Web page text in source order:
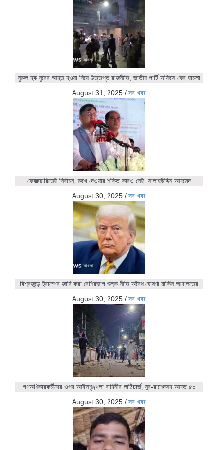
নুরুল হক নুরের আহত হওয়া নিয়ে উত্তপ্ত রাজনীতি, জাতীয় পার্টি অফিসে ফের হামলা
August 31, 2025 / সব খবর
ফেব্রুয়ারিতেই নির্বাচন, রুখে দেওয়ার শক্তি কারও নেই: সালাহউদ্দিন আহমেদ
August 30, 2025 / সব খবর
বিশ্বজুড়ে ট্রাম্পের জারি করা বেশিরভাগ শুল্ক নীতি অবৈধ ঘোষণা মার্কিন আদালতের
August 30, 2025 / সব খবর
গণঅধিকারকর্মীদের ওপর আইনশৃঙ্খলা বাহিনীর লাঠিচার্জ, নুর-রাশেদসহ আহত ৫০
August 30, 2025 / সব খবর